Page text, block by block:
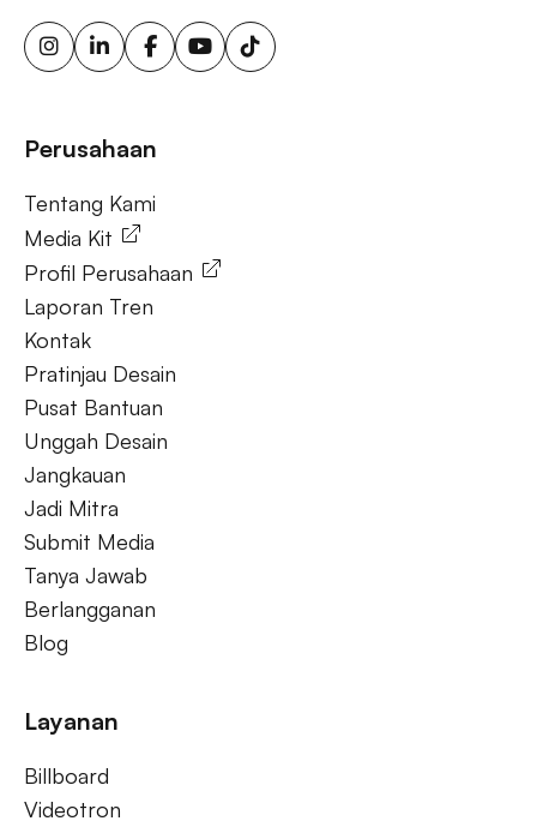
Market populer
JAWA TENGAH
solusi ooh fleksibel, iklan luar ruang berkelanjutan, papan
reklame energi terbarukan, papan reklame tenaga surya,
ooh untuk bisnis kecil, aktivasi merek luar ruang.
Tentang Kami
Perusahaan
Tentang Kami
Media Kit
Profil Perusahaan
Laporan Tren
Kontak
Pratinjau Desain
Pusat Bantuan
Unggah Desain
Jangkauan
Jadi Mitra
Submit Media
Tanya Jawab
Berlangganan
Blog
Layanan
Billboard
Videotron